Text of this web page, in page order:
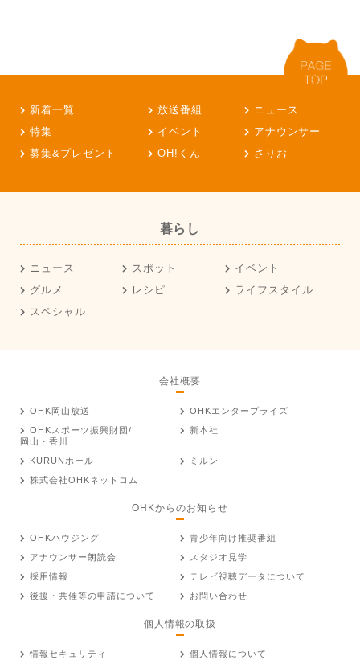
新着一覧 放送番組
ニュース
特集
イベント
アナウンサー
募集&プレゼント
OH!くん さりお
暮らし
ニュース スポット
イベント
グルメ
レシピ
ライフスタイル
スペシャル
会社概要
OHK岡山放送
OHKエンタープライズ
OHKスポーツ振興財団/
岡山・香川
新本社
KURUNホール
ミルン
株式会社OHKネットコム
OHKからのお知らせ
OHKハウジング
青少年向け推奨番組
アナウンサー朗読会
スタジオ見学
採用情報
テレビ視聴データについて
後援・共催等の申請について
お問い合わせ
個人情報の取扱
情報セキュリティ
個人情報について